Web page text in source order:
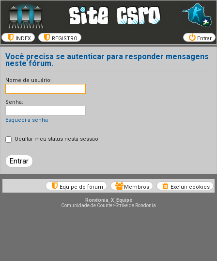
INDEX REGISTRO Entrar
Você precisa se autenticar para responder mensagens
neste fórum.
Nome de usuário:
Senha:
Esqueci a senha
Ocultar meu status nesta sessão
Excluir cookies
Membros
Equipe do fórum
Rondonia_X_Equipe
Comunidade de Counter-Strike de Rondonia